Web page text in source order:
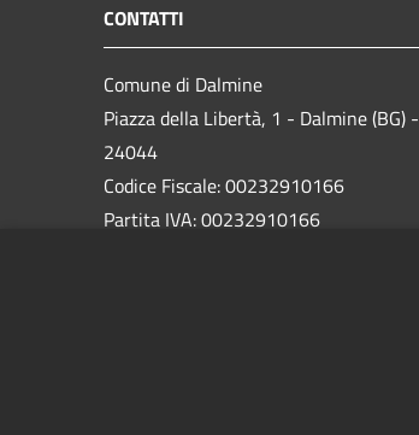
CONTATTI
Comune di Dalmine
Piazza della Libertà, 1 - Dalmine (BG) -
24044
Codice Fiscale: 00232910166
Partita IVA: 00232910166